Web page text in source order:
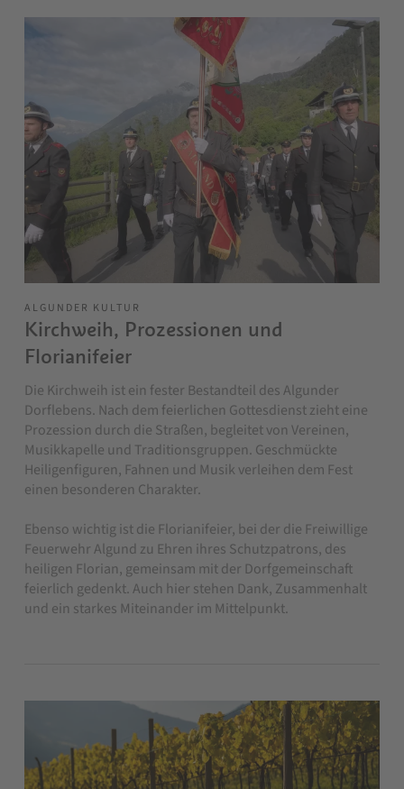
ALGUNDER KULTUR
Kirchweih, Prozessionen und
Florianifeier
Die Kirchweih ist ein fester Bestandteil des Algunder
Dorflebens. Nach dem feierlichen Gottesdienst zieht eine
Prozession durch die Straßen, begleitet von Vereinen,
Musikkapelle und Traditionsgruppen. Geschmückte
Heiligenfiguren, Fahnen und Musik verleihen dem Fest
einen besonderen Charakter.
Ebenso wichtig ist die Florianifeier, bei der die Freiwillige
Feuerwehr Algund zu Ehren ihres Schutzpatrons, des
heiligen Florian, gemeinsam mit der Dorfgemeinschaft
feierlich gedenkt. Auch hier stehen Dank, Zusammenhalt
und ein starkes Miteinander im Mittelpunkt.